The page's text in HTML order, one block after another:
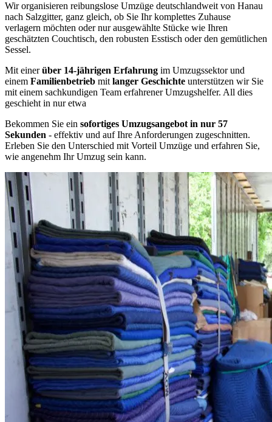
Wir organisieren reibungslose Umzüge deutschlandweit von Hanau
nach Salzgitter, ganz gleich, ob Sie Ihr komplettes Zuhause
verlagern möchten oder nur ausgewählte Stücke wie Ihren
geschätzten Couchtisch, den robusten Esstisch oder den gemütlichen
Sessel.
Mit einerüber 14-jährigen Erfahrung im Umzugssektor und
einem Familienbetrieb mit langer Geschichte unterstützen wir Sie
mit einem sachkundigen Team erfahrener Umzugshelfer. All dies
geschieht in nur etwa
Bekommen Sie ein sofortiges Umzugsangebot in nur 57
Sekunden - effektiv und auf Ihre Anforderungen zugeschnitten.
Erleben Sie den Unterschied mit Vorteil Umzüge und erfahren Sie,
wie angenehm Ihr Umzug sein kann.